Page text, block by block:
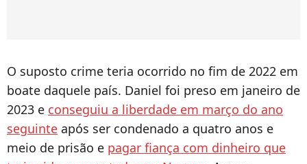
O suposto crime teria ocorrido no fim de 2022 em
boate daquele país. Daniel foi preso em janeiro de
2023 e conseguiu a liberdade em março do ano
seguinte após ser condenado a quatro anos e
meio de prisão e pagar fiança com dinheiro que